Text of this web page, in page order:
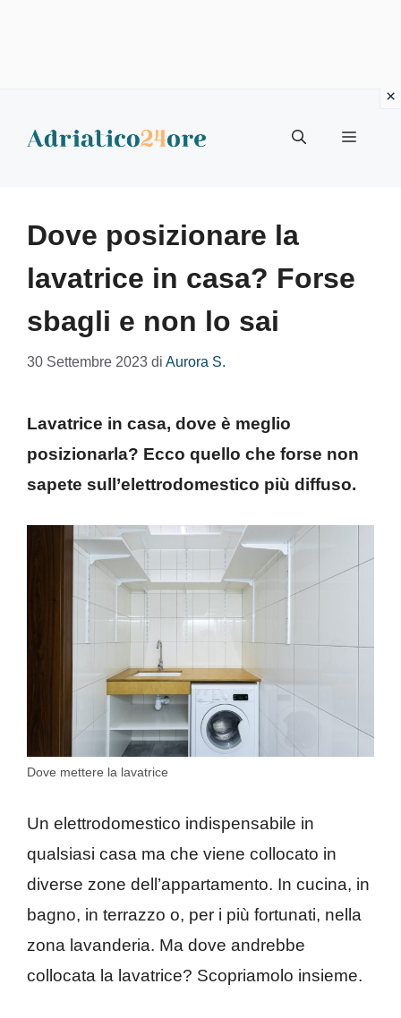
Menu
Dove posizionare la
lavatrice in casa? Forse
sbagli e non lo sai
30 Settembre 2023 di Aurora S.
Lavatrice in casa, dove è meglio
posizionarla? Ecco quello che forse non
sapete sull’elettrodomestico più diffuso.
Dove mettere la lavatrice
Un elettrodomestico indispensabile in
qualsiasi casa ma che viene collocato in
diverse zone dell’appartamento. In cucina, in
bagno, in terrazzo o, per i più fortunati, nella
zona lavanderia. Ma dove andrebbe
collocata la lavatrice? Scopriamolo insieme.